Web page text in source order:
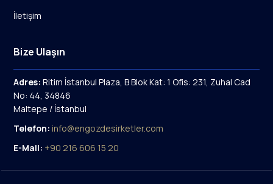
İletişim
Bize Ulaşın
Adres: Ritim İstanbul Plaza, B Blok Kat: 1 Ofis: 231, Zuhal Cad
No: 44, 34846
Maltepe / İstanbul
Telefon: info@engozdesirketler.com
E-Mail: +90 216 606 15 20